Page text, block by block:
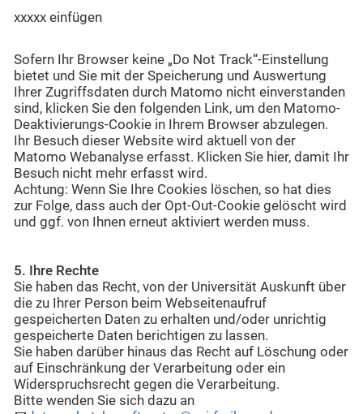
xxxxx einfügen
Sofern Ihr Browser keine „Do Not Track“-Einstellung
bietet und Sie mit der Speicherung und Auswertung
Ihrer Zugriffsdaten durch Matomo nicht einverstanden
sind, klicken Sie den folgenden Link, um den Matomo-
Deaktivierungs-Cookie in Ihrem Browser abzulegen.
Ihr Besuch dieser Website wird aktuell von der
Matomo Webanalyse erfasst. Klicken Sie hier, damit Ihr
Besuch nicht mehr erfasst wird.
Achtung: Wenn Sie Ihre Cookies löschen, so hat dies
zur Folge, dass auch der Opt-Out-Cookie gelöscht wird
und ggf. von Ihnen erneut aktiviert werden muss.
5. Ihre Rechte
Sie haben das Recht, von der Universität Auskunft über
die zu Ihrer Person beim Webseitenaufruf
gespeicherten Daten zu erhalten und/oder unrichtig
gespeicherte Daten berichtigen zu lassen.
Sie haben darüber hinaus das Recht auf Löschung oder
auf Einschränkung der Verarbeitung oder ein
Widerspruchsrecht gegen die Verarbeitung.
Bitte wenden Sie sich dazu an